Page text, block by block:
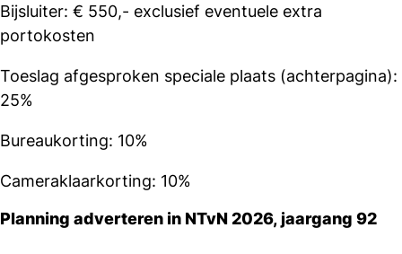
Bijsluiter: € 550,- exclusief eventuele extra
portokosten
Toeslag afgesproken speciale plaats (achterpagina):
25%
Bureaukorting: 10%
Cameraklaarkorting: 10%
Planning adverteren in NTvN 2026, jaargang 92